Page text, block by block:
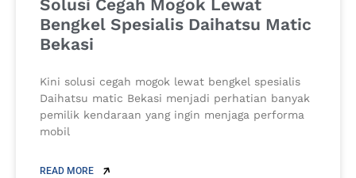
Solusi Cegah Mogok Lewat
Bengkel Spesialis Daihatsu Matic
Bekasi
Kini solusi cegah mogok lewat bengkel spesialis
Daihatsu matic Bekasi menjadi perhatian banyak
pemilik kendaraan yang ingin menjaga performa
mobil
READ MORE